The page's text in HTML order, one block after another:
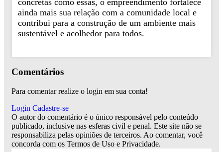
concretas como essas, o empreendimento fortalece
ainda mais sua relação com a comunidade local e
contribui para a construção de um ambiente mais
sustentável e acolhedor para todos.
Comentários
Para comentar realize o login em sua conta!
Login Cadastre-se
O autor do comentário é o único responsável pelo conteúdo
publicado, inclusive nas esferas civil e penal. Este site não se
responsabiliza pelas opiniões de terceiros. Ao comentar, você
concorda com os Termos de Uso e Privacidade.